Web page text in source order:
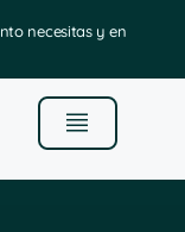
necesitas y en